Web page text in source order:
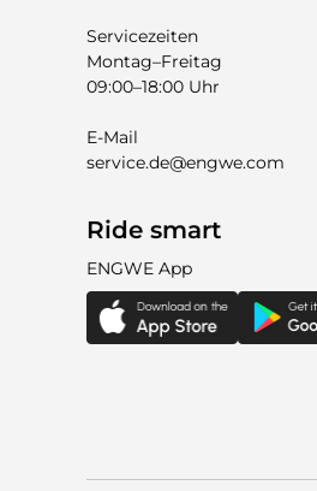
Servicezeiten
Montag–Freitag
09:00–18:00 Uhr
E-Mail
service.de@engwe.com
Ride smart
ENGWE App